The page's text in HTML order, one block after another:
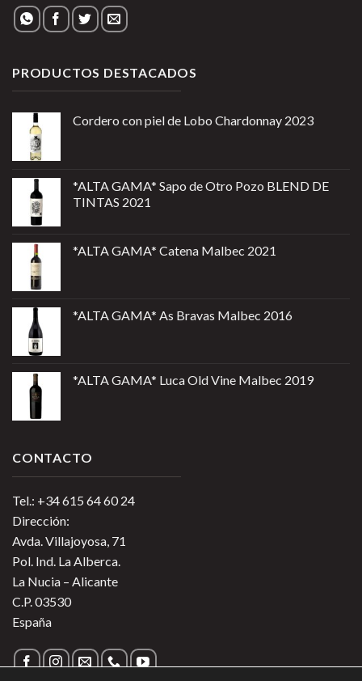
PRODUCTOS DESTACADOS
Cordero con piel de Lobo Chardonnay 2023
*ALTA GAMA* Sapo de Otro Pozo BLEND DE
TINTAS 2021
*ALTA GAMA* Catena Malbec 2021
*ALTA GAMA* As Bravas Malbec 2016
*ALTA GAMA* Luca Old Vine Malbec 2019
CONTACTO
Tel.: +34 615 64 60 24
Dirección:
Avda. Villajoyosa, 71
Pol. Ind. La Alberca.
La Nucia – Alicante
C.P. 03530
España